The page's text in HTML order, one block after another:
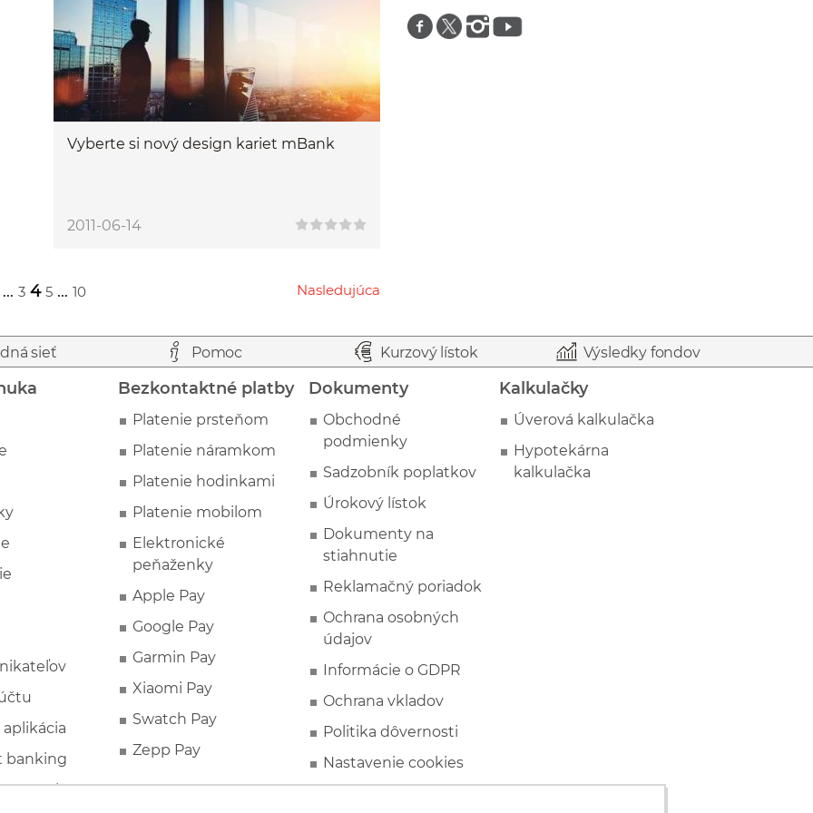
Vyberte si nový design kariet mBank
2011-06-14
... 3 4 5 ... 10 Nasledujúca
Przejdź do następnej strony
Znajdź nas na facebooku
Znajdź nas na twitterze
Znajdź nas na instagramie
Znajdź nas na youtube
sieť Pomoc Kurzový lístok Výsledky fondov
banking
ponuky
Bezkontaktné platby
Platenie prsteňom
Platenie náramkom
Platenie hodinkami
Platenie mobilom
Elektronické
peňaženky
Apple Pay
Google Pay
Garmin Pay
Xiaomi Pay
Swatch Pay
Zepp Pay
Dokumenty
Obchodné
podmienky
Sadzobník poplatkov
Úrokový lístok
Dokumenty na
stiahnutie
Reklamačný poriadok
Ochrana osobných
údajov
Informácie o GDPR
Ochrana vkladov
Politika dôvernosti
Nastavenie cookies
Kalkulačky
Úverová kalkulačka
Hypotekárna
kalkulačka